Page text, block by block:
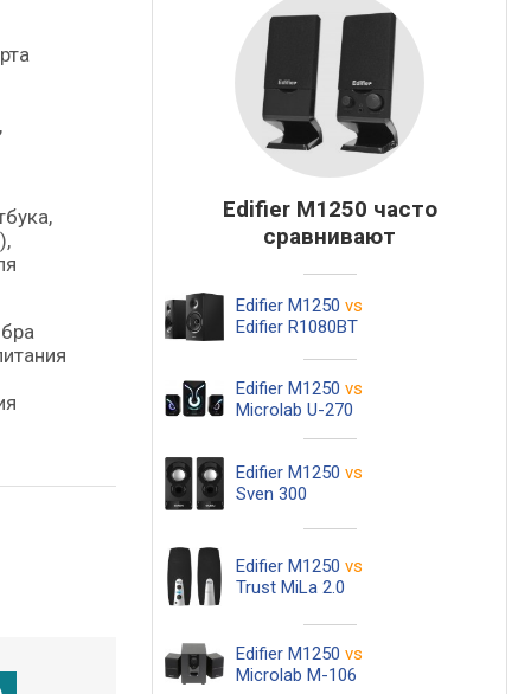
Edifier M1250 часто
сравнивают
Edifier M1250 vs
Edifier R1080BT
Edifier M1250 vs
Microlab U-270
Edifier M1250 vs
Sven 300
Edifier M1250 vs
Trust MiLa 2.0
Edifier M1250 vs
Microlab M-106